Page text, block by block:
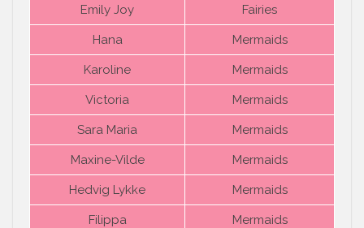
Emily Joy Fairies
Hana Mermaids
Karoline Mermaids
Victoria Mermaids
Sara Maria Mermaids
Maxine-Vilde Mermaids
Hedvig Lykke Mermaids
Filippa Mermaids